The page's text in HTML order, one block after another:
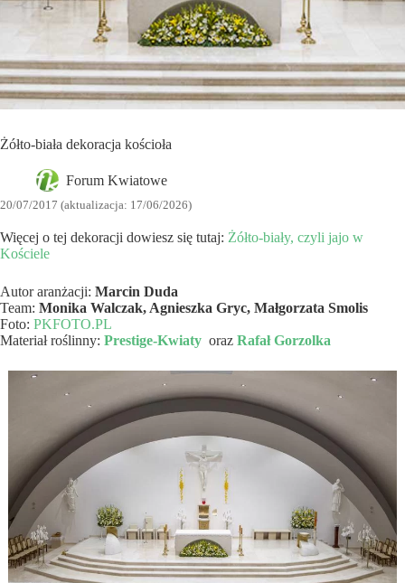
Żółto-biała dekoracja kościoła
Forum Kwiatowe
20/07/2017 (aktualizacja: 17/06/2026)
Więcej o tej dekoracji dowiesz się tutaj: Żółto-biały, czyli jajo w
Kościele
Autor aranżacji: Marcin Duda
Team: Monika Walczak, Agnieszka Gryc, Małgorzata Smolis
Foto: PKFOTO.PL
Materiał roślinny: Prestige-Kwiaty oraz Rafał Gorzolka